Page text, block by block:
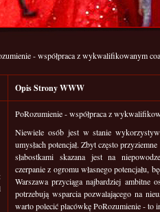
- współpraca z wykwalifikowanym
Opis Strony WWW
PoRozumienie - współpraca z
Niewiele osób jest w stanie
umysłach potencjał. Zbyt często
słabostkami skazana jest na
czerpanie z ogromu własnego potencjału,
Warszawa przyciąga najbardziej
potrzebują wsparcia pozwalającego na
warto polecić placówkę PoRozumienie - to